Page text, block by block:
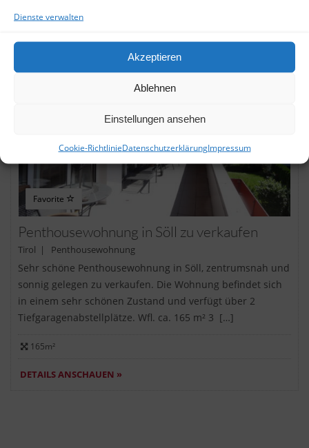
Dienste verwalten
Akzeptieren
Ablehnen
Einstellungen ansehen
Cookie-RichtlinieDatenschutzerklärungImpressum
VERKAUFT!
Favorite
Penthousewohnung in Söll zu verkaufen
Tirol | Penthousewohnung
Sehr schöne Penthousewohnung in Söll, zentrumsnah und
sonnig gelegen zu verkaufen. Die Wohnung befindet sich
in einem sehr schönen Zustand und verfügt über 2
Tiefgaragenabstellplätze. Wfl. ca. 165 m² 3 […]
165m²
DETAILS ANSCHAUEN »